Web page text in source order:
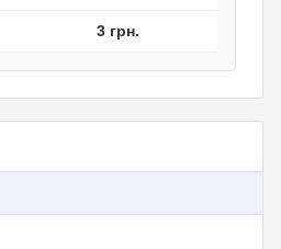
3 грн.